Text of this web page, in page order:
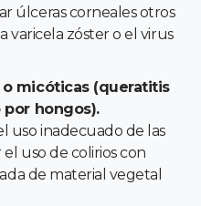
úlceras corneales otros
varicela zóster o el virus
micóticas (queratitis
hongos).
uso inadecuado de las
uso de colirios con
de material vegetal